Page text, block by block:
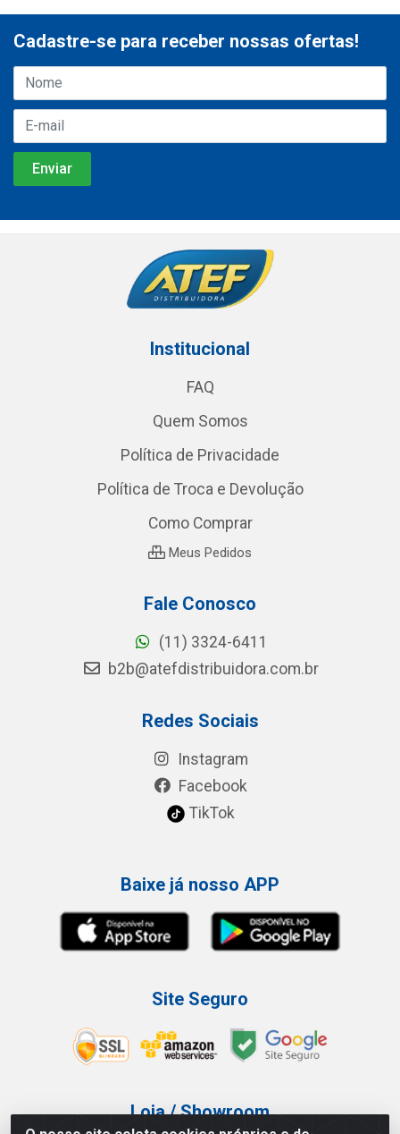
Cadastre-se para receber nossas ofertas!
Institucional
FAQ
Quem Somos
Política de Privacidade
Política de Troca e Devolução
Como Comprar
Meus Pedidos
Fale Conosco
(11) 3324-6411
b2b@atefdistribuidora.com.br
Redes Sociais
Instagram
Facebook
TikTok
Baixe já nosso APP
Site Seguro
Loja / Showroom